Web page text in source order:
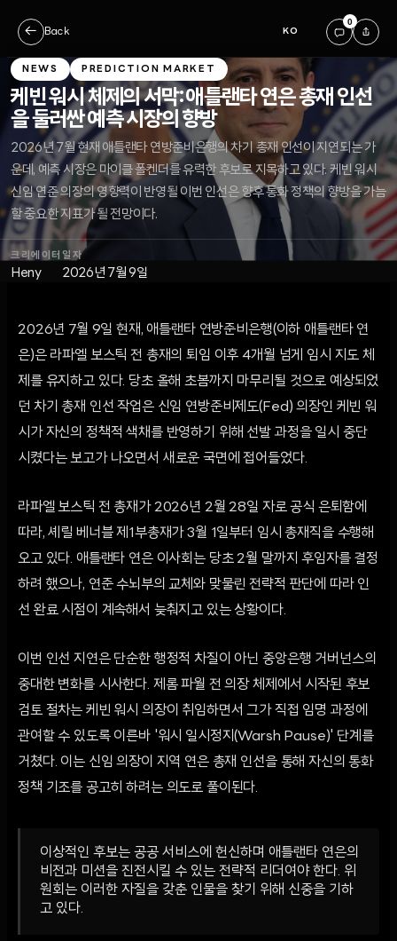
← Back KO
0
NEWS PREDICTION MARKET
케빈 워시 체제의 서막: 애틀랜타 연은 총재 인선
을 둘러싼 예측 시장의 향방
2026년 7월 현재 애틀랜타 연방준비은행의 차기 총재 인선이 지연되는 가
운데, 예측 시장은 마이클 폴켄더를 유력한 후보로 지목하고 있다. 케빈 워시
신임 연준 의장의 영향력이 반영될 이번 인선은 향후 통화 정책의 향방을 가늠
할 중요한 지표가 될 전망이다.
크리에이터
Heny
일자
2026년 7월 9일
2026년 7월 9일 현재, 애틀랜타 연방준비은행(이하 애틀랜타 연
은)은 라파엘 보스틱 전 총재의 퇴임 이후 4개월 넘게 임시 지도 체
제를 유지하고 있다. 당초 올해 초봄까지 마무리될 것으로 예상되었
던 차기 총재 인선 작업은 신임 연방준비제도(Fed) 의장인 케빈 워
시가 자신의 정책적 색채를 반영하기 위해 선발 과정을 일시 중단
시켰다는 보고가 나오면서 새로운 국면에 접어들었다.
라파엘 보스틱 전 총재가 2026년 2월 28일 자로 공식 은퇴함에
따라, 셰릴 베너블 제1부총재가 3월 1일부터 임시 총재직을 수행해
오고 있다. 애틀랜타 연은 이사회는 당초 2월 말까지 후임자를 결정
하려 했으나, 연준 수뇌부의 교체와 맞물린 전략적 판단에 따라 인
선 완료 시점이 계속해서 늦춰지고 있는 상황이다.
이번 인선 지연은 단순한 행정적 차질이 아닌 중앙은행 거버넌스의
중대한 변화를 시사한다. 제롬 파월 전 의장 체제에서 시작된 후보
검토 절차는 케빈 워시 의장이 취임하면서 그가 직접 임명 과정에
관여할 수 있도록 이른바 '워시 일시정지(Warsh Pause)' 단계를
거쳤다. 이는 신임 의장이 지역 연은 총재 인선을 통해 자신의 통화
정책 기조를 공고히 하려는 의도로 풀이된다.
이상적인 후보는 공공 서비스에 헌신하며 애틀랜타 연은의
비전과 미션을 진전시킬 수 있는 전략적 리더여야 한다. 위
원회는 이러한 자질을 갖춘 인물을 찾기 위해 신중을 기하
고 있다.